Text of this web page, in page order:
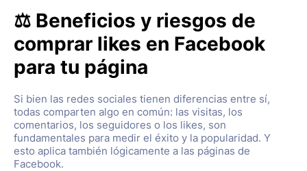
⚖️ Beneficios y riesgos de
comprar likes en Facebook
para tu página
Si bien las redes sociales tienen diferencias entre sí,
todas comparten algo en común: las visitas, los
comentarios, los seguidores o los likes, son
fundamentales para medir el éxito y la popularidad. Y
esto aplica también lógicamente a las páginas de
Facebook.